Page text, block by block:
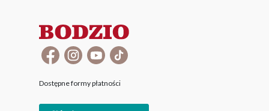
Dostępne formy płatności